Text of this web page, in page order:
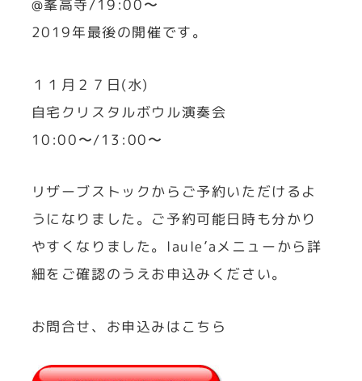
@峯高寺/19:00〜
2019年最後の開催です。
１１月２７日(水)
自宅クリスタルボウル演奏会
10:00〜/13:00〜
リザーブストックからご予約いただけるよ
うになりました。ご予約可能日時も分かり
やすくなりました。laule’aメニューから詳
細をご確認のうえお申込みください。
お問合せ、お申込みはこちら